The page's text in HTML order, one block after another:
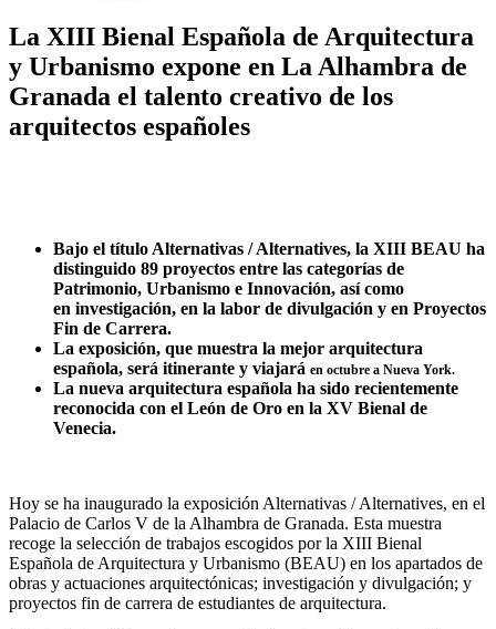
La XIII Bienal Española de Arquitectura
y Urbanismo expone en La Alhambra de
Granada el talento creativo de los
arquitectos españoles
Bajo el título Alternativas / Alternatives, la XIII BEAU ha
distinguido 89 proyectos entre las categorías de
Patrimonio, Urbanismo e Innovación, así como
en investigación, en la labor de divulgación y en Proyectos
Fin de Carrera.
La exposición, que muestra la mejor arquitectura
española, será itinerante y viajará en octubre a Nueva York.
La nueva arquitectura española ha sido recientemente
reconocida con el León de Oro en la XV Bienal de
Venecia.
Hoy se ha inaugurado la exposición Alternativas / Alternatives, en el
Palacio de Carlos V de la Alhambra de Granada. Esta muestra
recoge la selección de trabajos escogidos por la XIII Bienal
Española de Arquitectura y Urbanismo (BEAU) en los apartados de
obras y actuaciones arquitectónicas; investigación y divulgación; y
proyectos fin de carrera de estudiantes de arquitectura.